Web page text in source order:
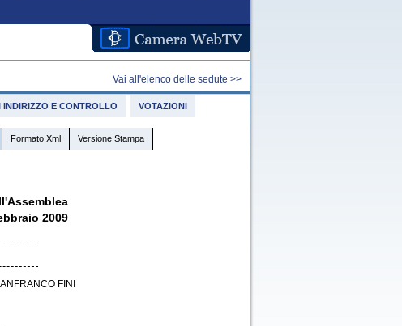
Vai all'elenco delle sedute >>
INDIRIZZO E CONTROLLO VOTAZIONI
Formato Xml Versione Stampa
2009
FINI